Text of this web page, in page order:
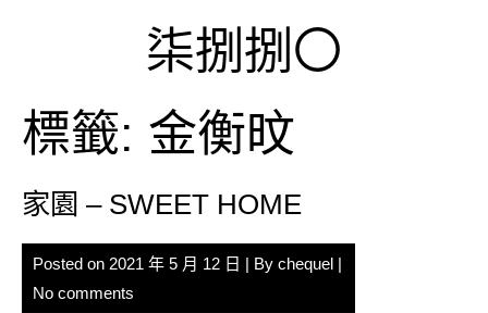
柒捌捌〇
標籤: 金衡旼
家園 – SWEET HOME
Posted on 2021 年 5 月 12 日 | By chequel |
No comments